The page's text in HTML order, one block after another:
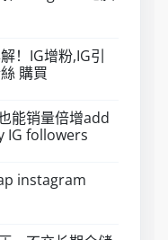
！IG增粉,IG引
購買
能销量倍增add
IG followers
instagram